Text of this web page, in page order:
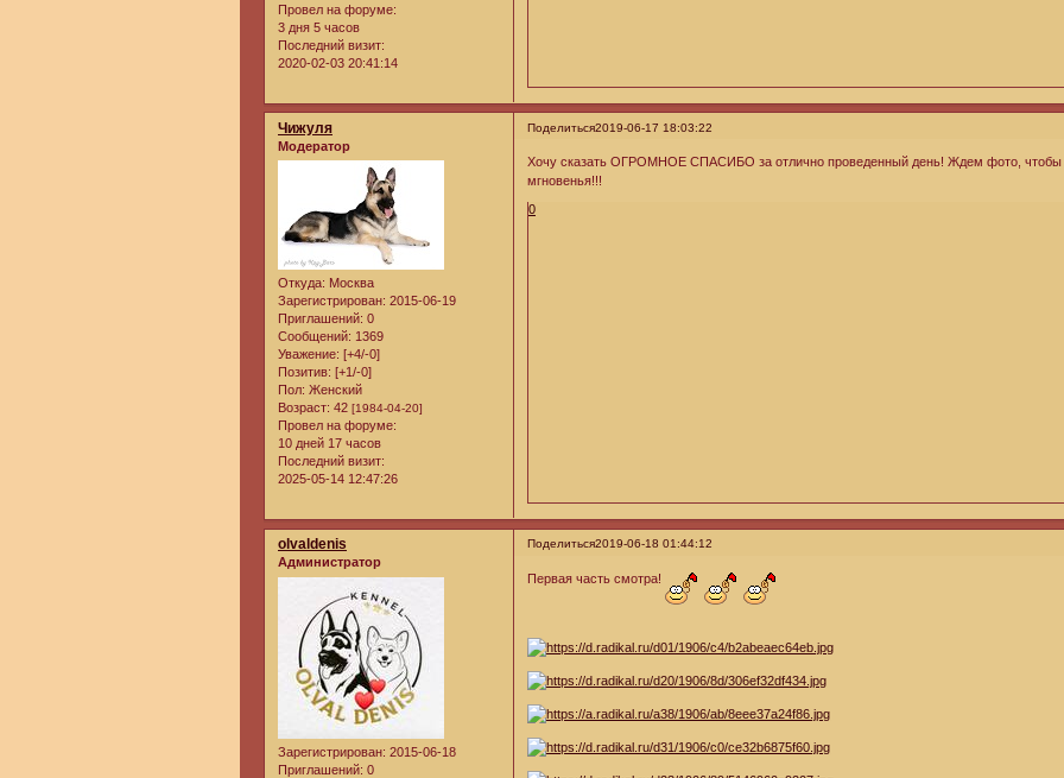
Провел на форуме:
3 дня 5 часов
Последний визит:
2020-02-03 20:41:14
Поделиться2019-06-17 18:03:22
Чижуля
Модератор
Откуда: Москва
Зарегистрирован: 2015-06-19
Приглашений: 0
Сообщений: 1369
Уважение: [+4/-0]
Позитив: [+1/-0]
Пол: Женский
Возраст: 42 [1984-04-20]
Провел на форуме:
10 дней 17 часов
Последний визит:
2025-05-14 12:47:26
Хочу сказать ОГРОМНОЕ СПАСИБО за отлично проведенный день! Ждем фото, чтобы
мгновенья!!!
0
Поделиться2019-06-18 01:44:12
olvaldenis
Администратор
Зарегистрирован: 2015-06-18
Приглашений: 0
Первая часть смотра!